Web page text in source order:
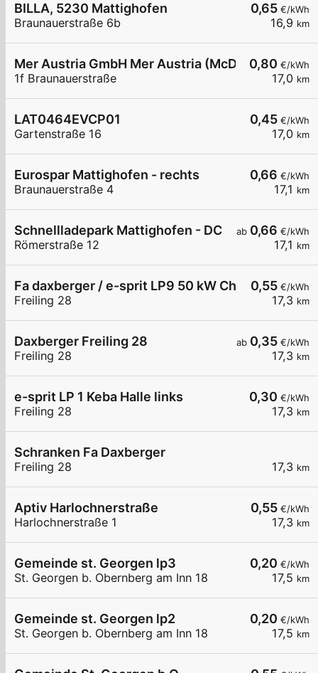
0,65 €/kWh
16,9 km
BILLA, 5230 Mattighofen
Braunauerstraße 6b
0,80 €/kWh
17,0 km
Mer Austria GmbH Mer Austria (McD) -
1f Braunauerstraße
0,45 €/kWh
17,0 km
LAT0464EVCP01
Gartenstraße 16
0,66 €/kWh
17,1 km
Eurospar Mattighofen - rechts
Braunauerstraße 4
ab 0,66 €/kWh
17,1 km
Schnellladepark Mattighofen - DC
Römerstraße 12
0,55 €/kWh
17,3 km
Fa daxberger / e-sprit LP9 50 kW Chademo
Freiling 28
ab 0,35 €/kWh
17,3 km
Daxberger Freiling 28
Freiling 28
0,30 €/kWh
17,3 km
e-sprit LP 1 Keba Halle links
Freiling 28
17,3 km
Schranken Fa Daxberger
Freiling 28
0,55 €/kWh
17,3 km
Aptiv Harlochnerstraße
Harlochnerstraße 1
0,20 €/kWh
17,5 km
Gemeinde st. Georgen lp3
St. Georgen b. Obernberg am Inn 18
0,20 €/kWh
17,5 km
Gemeinde st. Georgen lp2
St. Georgen b. Obernberg am Inn 18